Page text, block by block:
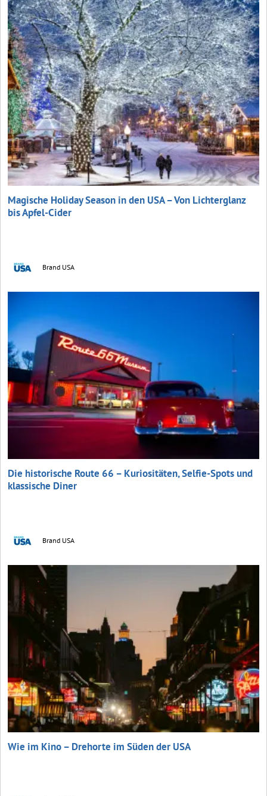
Magische Holiday Season in den USA – Von Lichterglanz
bis Apfel-Cider
Brand USA
Die historische Route 66 – Kuriositäten, Selfie-Spots und
klassische Diner
Brand USA
Wie im Kino – Drehorte im Süden der USA